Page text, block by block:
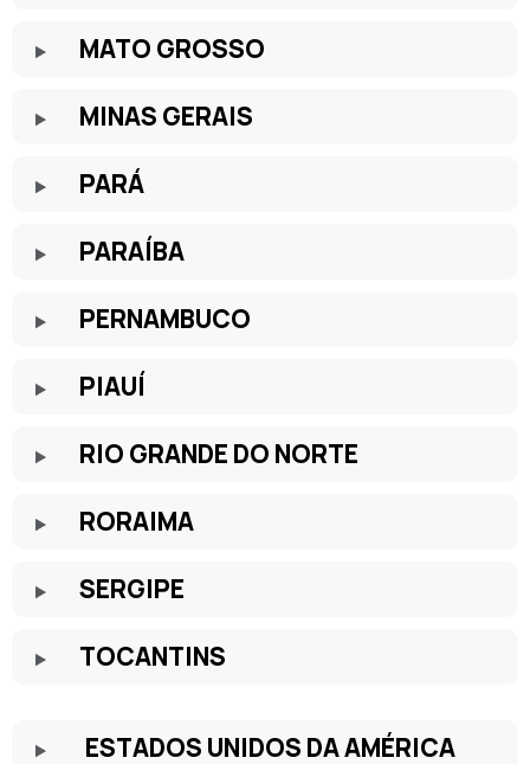
MATO GROSSO
MINAS GERAIS
PARÁ
PARAÍBA
PERNAMBUCO
PIAUÍ
RIO GRANDE DO NORTE
RORAIMA
SERGIPE
TOCANTINS
ESTADOS UNIDOS DA AMÉRICA